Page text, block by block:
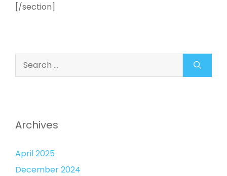
[/section]
for:
Archives
April 2025
December 2024